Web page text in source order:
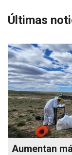
Últimas
Aumentan